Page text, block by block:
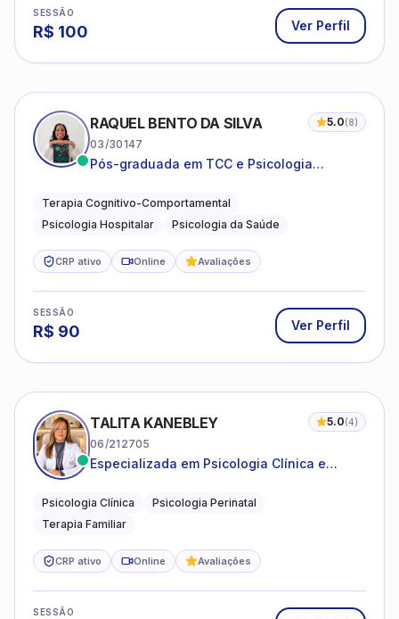
SESSÃO
R$ 100 Ver Perfil
RAQUEL BENTO DA SILVA 5.0(8)
03/30147
Pós-graduada em TCC e Psicologia
Terapia Cognitivo-Comportamental
Psicologia Hospitalar
Psicologia da Saúde
CRP ativo Online Avaliações
SESSÃO
R$ 90 Ver Perfil
TALITA KANEBLEY 5.0(4)
06/212705
Especializada em Psicologia Clínica e
famílias
Psicologia Clínica
Psicologia Perinatal
Terapia Familiar
CRP ativo Online Avaliações
SESSÃO